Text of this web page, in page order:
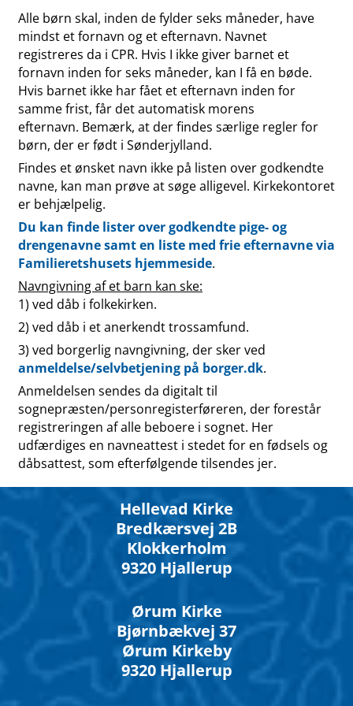
Alle børn skal, inden de fylder seks måneder, have
mindst et fornavn og et efternavn. Navnet
registreres da i CPR. Hvis I ikke giver barnet et
fornavn inden for seks måneder, kan I få en bøde.
Hvis barnet ikke har fået et efternavn inden for
samme frist, får det automatisk morens
efternavn. Bemærk, at der findes særlige regler for
børn, der er født i Sønderjylland.
Findes et ønsket navn ikke på listen over godkendte
navne, kan man prøve at søge alligevel. Kirkekontoret
er behjælpelig.
Du kan finde lister over godkendte pige- og
drengenavne samt en liste med frie efternavne via
Familieretshusets hjemmeside.
Navngivning af et barn kan ske:
1) ved dåb i folkekirken.
2) ved dåb i et anerkendt trossamfund.
3) ved borgerlig navngivning, der sker ved
anmeldelse/selvbetjening på borger.dk.
Anmeldelsen sendes da digitalt til
sognepræsten/personregisterføreren, der forestår
registreringen af alle beboere i sognet. Her
udfærdiges en navneattest i stedet for en fødsels og
dåbsattest, som efterfølgende tilsendes jer.
Hellevad Kirke
Bredkærsvej 2B
Klokkerholm
9320 Hjallerup
Ørum Kirke
Bjørnbækvej 37
Ørum Kirkeby
9320 Hjallerup